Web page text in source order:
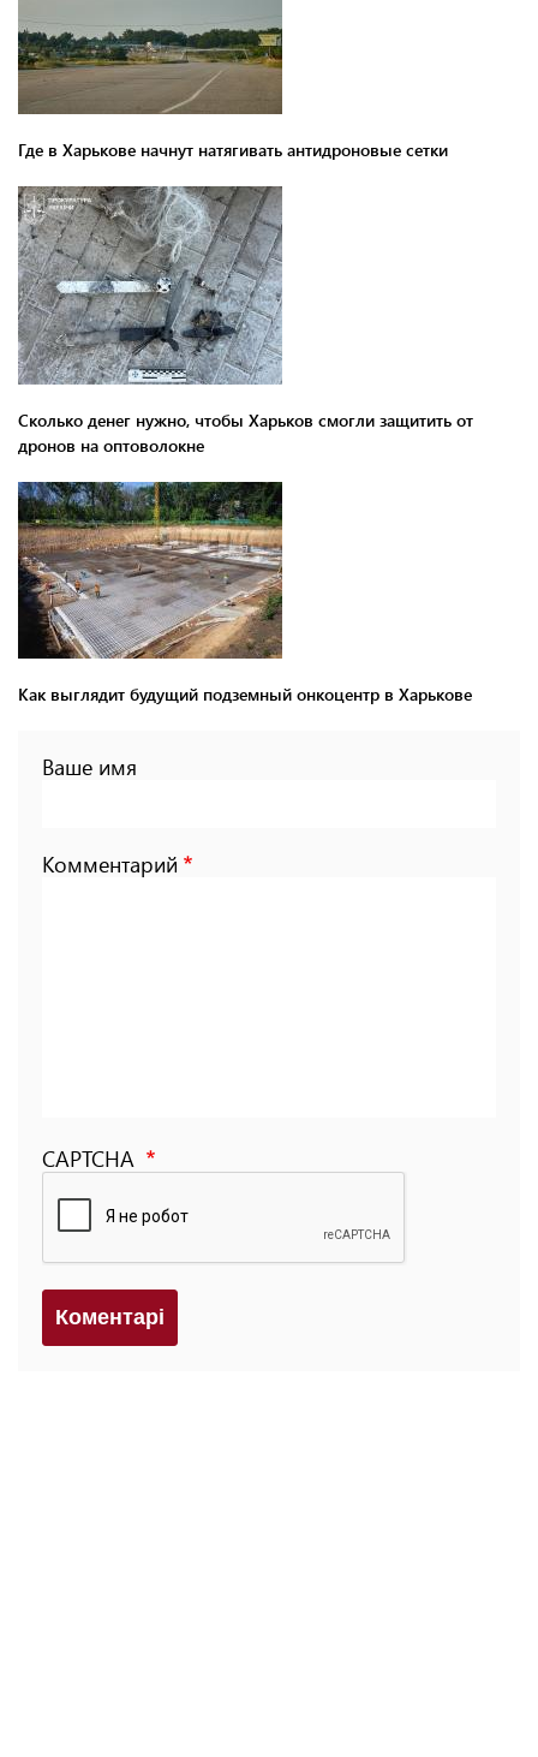
Где в Харькове начнут натягивать антидроновые сетки
Сколько денег нужно, чтобы Харьков смогли защитить от
дронов на оптоволокне
Как выглядит будущий подземный онкоцентр в Харькове
Ваше имя
Комментарий
CAPTCHA
Коментарi